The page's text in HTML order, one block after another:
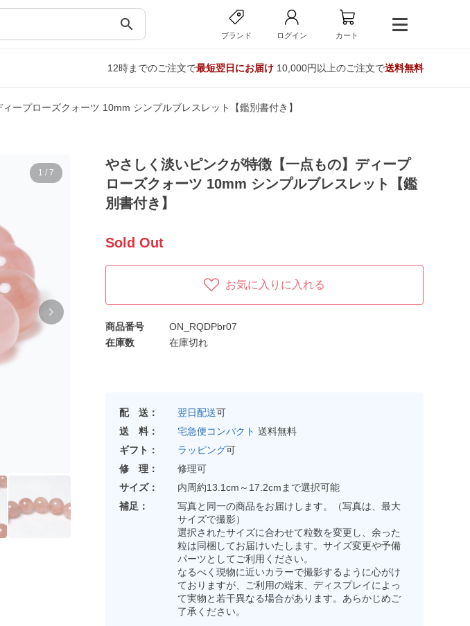
search
ブランド ログイン カート
12時までのご注文で最短翌日にお届け10,000円以上のご注文で送料無料
ープローズクォーツ 10mm シンプルブレスレット【鑑別書付き】
1 / 7
やさしく淡いピンクが特徴【一点もの】ディープ
ローズクォーツ 10mm シンプルブレスレット【鑑
別書付き】
Sold Out
お気に入りに入れる
商品番号
ON_RQDPbr07
在庫数
在庫切れ
配 送： 翌日配送可
送 料：
宅急便コンパクト 送料無料
ギフト：
ラッピング可
修 理：
修理可
サイズ：
内周約13.1cm～17.2cmまで選択可能
補足：
写真と同一の商品をお届けします。（写真は、最大
サイズで撮影）
選択されたサイズに合わせて粒数を変更し、余った
粒は同梱してお届けいたします。サイズ変更や予備
パーツとしてご利用ください。
なるべく現物に近いカラーで撮影するように心がけ
ておりますが、ご利用の端末、ディスプレイによっ
て実物と若干異なる場合があります。あらかじめご
了承ください。